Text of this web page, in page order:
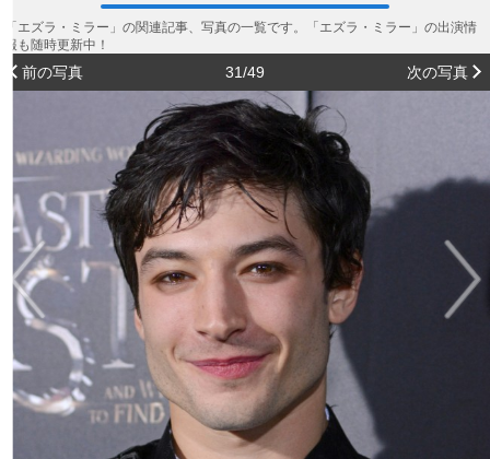
「エズラ・ミラー」の関連記事、写真の一覧です。「エズラ・ミラー」の出演情
報も随時更新中！
前の写真 31/49 次の写真